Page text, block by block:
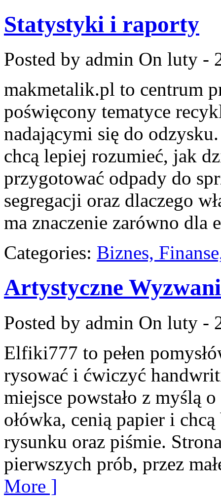
Statystyki i raporty
Posted by admin On luty -
makmetalik.pl to centrum
poświęcony tematyce
nadającymi się do
chcą lepiej rozumieć, jak
przygotować odpady do
segregacji oraz dlaczego
ma znaczenie zarówno dla
Categories: Biznes,
Artystyczne
Posted by admin On luty -
Elfiki777 to pełen
rysować i ćwiczyć
miejsce powstało z myślą
ołówka, cenią papier i
rysunku oraz piśmie.
pierwszych prób, przez
More ]